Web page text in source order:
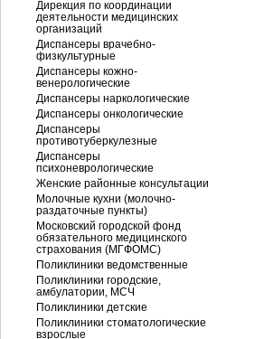
Дирекция по координации
деятельности медицинских
организаций
Диспансеры врачебно-
физкультурные
Диспансеры кожно-
венерологические
Диспансеры наркологические
Диспансеры онкологические
Диспансеры
противотуберкулезные
Диспансеры
психоневрологические
Женские районные консультации
Молочные кухни (молочно-
раздаточные пункты)
Московский городской фонд
обязательного медицинского
страхования (МГФОМС)
Поликлиники ведомственные
Поликлиники городские,
амбулатории, МСЧ
Поликлиники детские
Поликлиники стоматологические
взрослые